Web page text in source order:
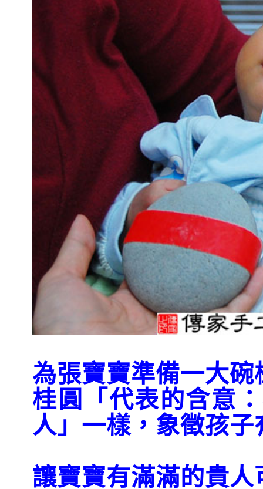
為張寶寶準備一大
桂圓「代表的含意
人」一樣，象徵孩子
讓寶寶有滿滿的貴人